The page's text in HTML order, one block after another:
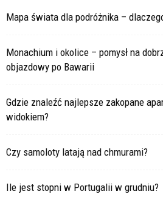
Mapa świata dla podróżnika –
Monachium i okolice – pomysł na
objazdowy po Bawarii
Gdzie znaleźć najlepsze zakopane
widokiem?
Czy samoloty latają nad chmurami?
Ile jest stopni w Portugalii w grudniu?